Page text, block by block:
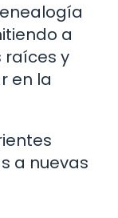
a
raíces y
en la
a nuevas